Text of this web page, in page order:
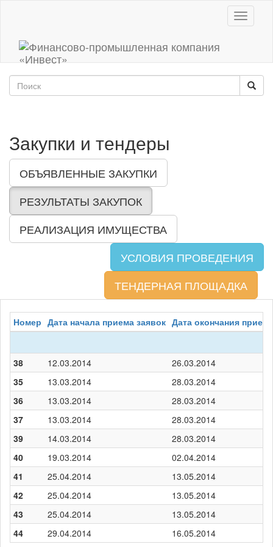
Toggle
Закупки и тендеры
ОБЪЯВЛЕННЫЕ ЗАКУПКИ
РЕЗУЛЬТАТЫ ЗАКУПОК
РЕАЛИЗАЦИЯ ИМУЩЕСТВА
УСЛОВИЯ ПРОВЕДЕНИЯ
ТЕНДЕРНАЯ ПЛОЩАДКА
Номер Дата начала приема заявок Дата окончания
38 12.03.2014
26.03.2014
35
13.03.2014
28.03.2014
36
13.03.2014
28.03.2014
37
13.03.2014
28.03.2014
39
14.03.2014
28.03.2014
40
19.03.2014
02.04.2014
41
25.04.2014
13.05.2014
42
25.04.2014
13.05.2014
43
25.04.2014
13.05.2014
44
29.04.2014 16.05.2014